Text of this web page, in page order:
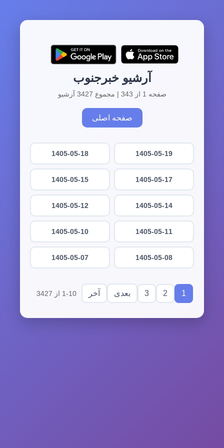
آرشیو خبرجنوب
صفحه 1 از 343 | مجموع 3427 آرشیو
صفحه اصلی
1405-05-19
1405-05-18
1405-05-17
1405-05-15
1405-05-14
1405-05-12
1405-05-11
1405-05-10
1405-05-08
1405-05-07
1
2
3 بعدی آخر 1-10 از 3427